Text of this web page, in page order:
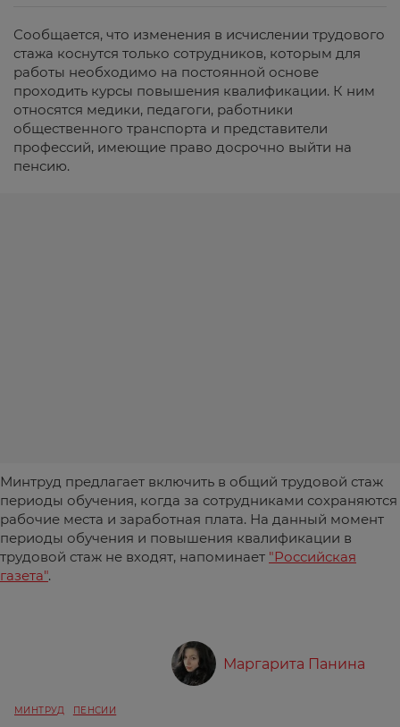
Сообщается, что изменения в исчислении трудового
стажа коснутся только сотрудников, которым для
работы необходимо на постоянной основе
проходить курсы повышения квалификации. К ним
относятся медики, педагоги, работники
общественного транспорта и представители
профессий, имеющие право досрочно выйти на
пенсию.
Минтруд предлагает включить в общий трудовой стаж
периоды обучения, когда за сотрудниками сохраняются
рабочие места и заработная плата. На данный момент
периоды обучения и повышения квалификации в
трудовой стаж не входят, напоминает "Российская
газета".
Маргарита Панина
МИНТРУД ПЕНСИИ